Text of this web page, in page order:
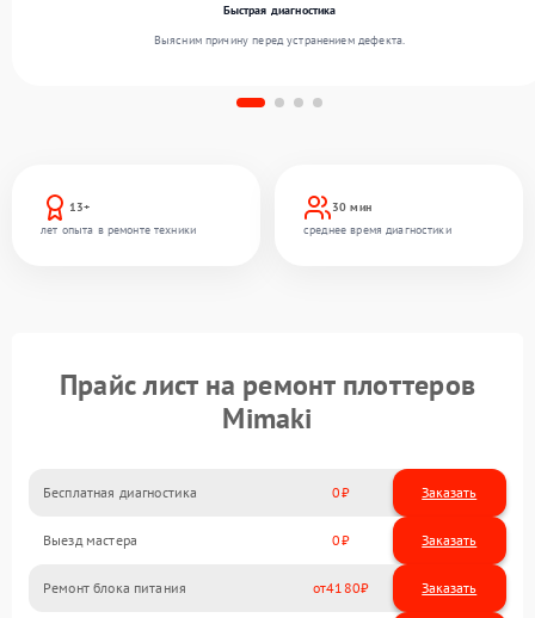
13+
лет опыта в ремонте техники
30 мин
среднее время диагностики
Быстрая диагностика
Выясним причину перед устранением дефекта.
Прайс лист на ремонт плоттеров
Mimaki
Бесплатная диагностика 0 Заказать
Выезд мастера 0 Заказать
Ремонт блока питания 4180